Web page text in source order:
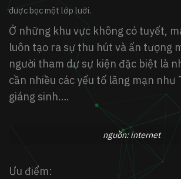
được bọc một lớp lưới.
Ở những khu vực không có tuyết,
luôn tạo ra sự thu hút và ấn tượng
người tham dự sự kiện đặc biệt là
cần nhiều các yếu tố lãng mạn như
giáng sinh….
nguồn: internet
Ưu điểm: